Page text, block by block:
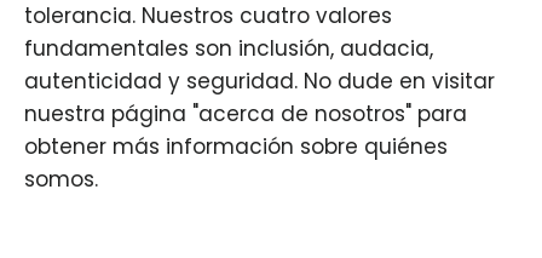
tolerancia. Nuestros cuatro valores
fundamentales son inclusión, audacia,
autenticidad y seguridad. No dude en visitar
nuestra página "acerca de nosotros" para
obtener más información sobre quiénes
somos.